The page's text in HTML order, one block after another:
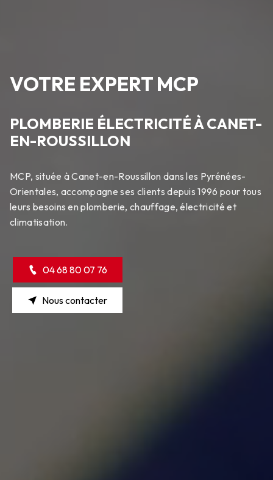
VOTRE EXPERT MCP
PLOMBERIE ÉLECTRICITÉ À CANET-
EN-ROUSSILLON
MCP, située à Canet-en-Roussillon dans les Pyrénées-
Orientales, accompagne ses clients depuis 1996 pour tous
leurs besoins en plomberie, chauffage, électricité et
climatisation.
04 68 80 07 76
Nous contacter